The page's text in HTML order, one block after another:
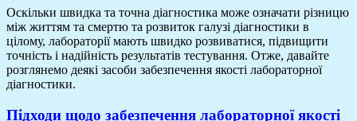
Оскільки швидка та точна діагностика може означати різницю
між життям та смертю та розвиток галузі діагностики в
цілому, лабораторії мають швидко розвиватися, підвищити
точність і надійність результатів тестування. Отже, давайте
розглянемо деякі засоби забезпечення якості лабораторної
діагностики.
Підходи щодо забезпечення лабораторної якості